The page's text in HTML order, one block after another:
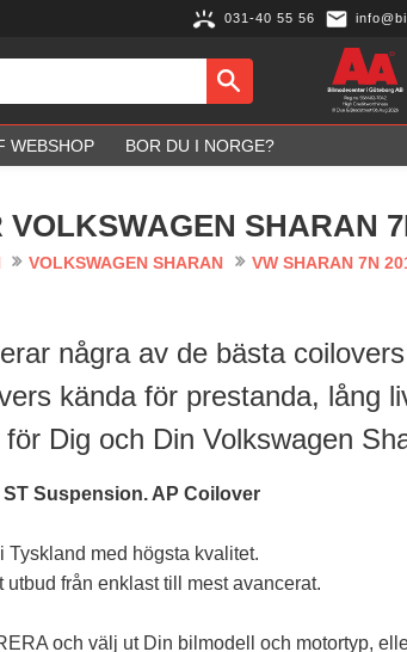
031-40 55 56
WEBSHOP BOR DU I NORGE?
VOLKSWAGEN SHARAN
VOLKSWAGEN SHARAN VW SHARAN 7N
några av de bästa
kända för prestanda, lång
Dig och Din Volkswagen
Suspension. AP Coilover
med högsta kvalitet.
från enklast till mest avancerat.
och välj ut Din bilmodell och motortyp,